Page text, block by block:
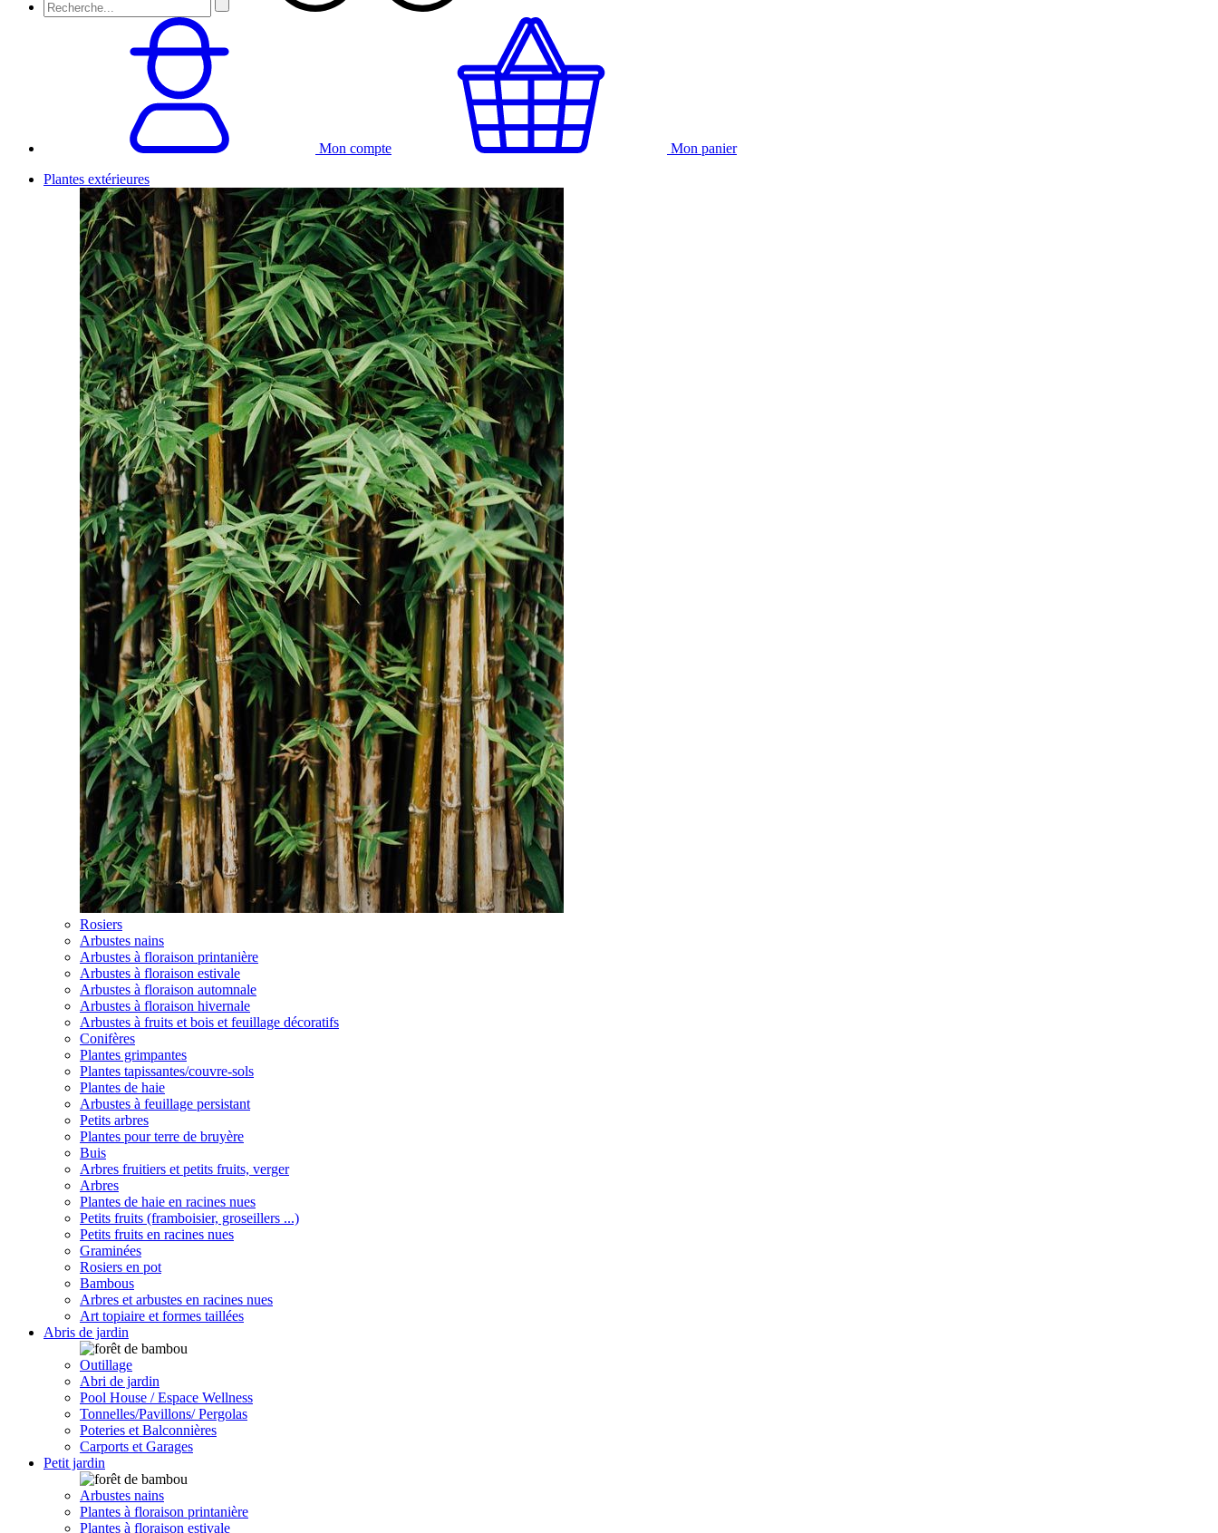
Mon compte
Mon panier
Plantes extérieures
Rosiers
Arbustes nains
Arbustes à floraison printanière
Arbustes à floraison estivale
Arbustes à floraison automnale
Arbustes à floraison hivernale
Arbustes à fruits et bois et feuillage décoratifs
Conifères
Plantes grimpantes
Plantes tapissantes/couvre-sols
Plantes de haie
Arbustes à feuillage persistant
Petits arbres
Plantes pour terre de bruyère
Buis
Arbres fruitiers et petits fruits, verger
Arbres
Plantes de haie en racines nues
Petits fruits (framboisier, groseillers ...)
Petits fruits en racines nues
Graminées
Rosiers en pot
Bambous
Arbres et arbustes en racines nues
Art topiaire et formes taillées
Abris de jardin
Outillage
Abri de jardin
Pool House / Espace Wellness
Tonnelles/Pavillons/ Pergolas
Poteries et Balconnières
Carports et Garages
Petit jardin
Arbustes nains
Plantes à floraison printanière
Plantes à floraison estivale